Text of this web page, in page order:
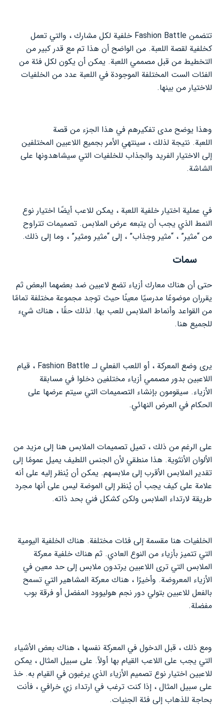
تتضمن Fashion Battle خلفية لكل مشارك ، والتي تعمل
كخلفية لقصة اللعبة. من الواضح أن هذا تم مع قدر كبير من
التخطيط من قبل مصممي اللعبة. يمكن أن يكون لكل فئة من
الفئات الست المختلفة الموجودة في اللعبة عدد من الخلفيات
للاختيار من بينها.
وهذا يوضح مدى تفكيرهم في هذا الجزء من قصة
اللعبة. نتيجة لذلك ، سينتهي الأمر بجميع اللاعبين المختلفين
إلى الاختيار الفريد والجذاب للخلفيات التي سيشاهدونها على
الشاشة.
في عملية اختيار خلفية اللعبة ، يمكن للاعب أيضًا اختيار نوع
النمط الذي يجب أن يتبعه عرض الملابس. تصميمات تتراوح
من “مثير” ، “مثير وجذاب” ، إلى “مثير ومثير” ، وما إلى ذلك.
سمات
حتى أن هناك معارك أزياء تضع لاعبين ضد بعضهما البعض ثم
يقرران موضوعًا مدرسيًا معينًا حيث توجد مجموعة مختلفة تمامًا
من القواعد وأنماط الملابس للعب بها. لذلك حقًا ، هناك شيء
للجميع هنا.
يرى وضع المعركة ، أو اللعب الفعلي لـ Fashion Battle ، قيام
اللاعبين بدور مصممي أزياء مختلفين دخلوا في مسابقة
الأزياء. سيقومون بإنشاء التصميمات التي سيتم عرضها على
الحكام في العرض النهائي.
على الرغم من ذلك ، تميل تصميمات الملابس هنا إلى مزيد من
الألوان الأنثوية. هذا منطقي لأن الجنس اللطيف يميل عمومًا إلى
تقدير الملابس الأقرب إلى ملابسهم. يمكن أن يُنظر إليه على أنه
علامة على كيف يجب أن يُنظر إلى الموضة ليس على أنها مجرد
طريقة لارتداء الملابس ولكن كشكل فني بحد ذاته.
الخلفيات هنا مقسمة إلى فئات مختلفة. هناك الخلفية اليومية
التي تتميز بأزياء من النوع العادي. ثم هناك خلفية معركة
الملابس التي ترى اللاعبين يرتدون ملابس إلى حد معين في
الأزياء المعروضة. وأخيرًا ، هناك معركة المشاهير التي تسمح
بالفعل للاعبين بتولي دور نجم هوليوود المفضل أو فرقة بوب
مفضلة.
ومع ذلك ، قبل الدخول في المعركة نفسها ، هناك بعض الأشياء
التي يجب على اللاعب القيام بها أولاً. على سبيل المثال ، يمكن
للاعبين اختيار نوع تصميم الأزياء الذي يرغبون في القيام به. خذ
على سبيل المثال ، إذا كنت ترغب في ارتداء زي خرافي ، فأنت
بحاجة للذهاب إلى فئة الجنيات.